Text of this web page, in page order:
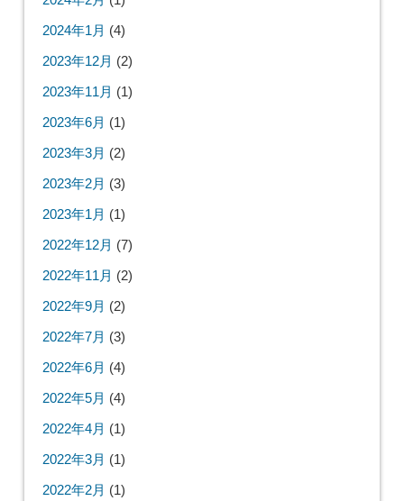
2024年1月 (4)
2023年12月 (2)
2023年11月 (1)
2023年6月 (1)
2023年3月 (2)
2023年2月 (3)
2023年1月 (1)
2022年12月 (7)
2022年11月 (2)
2022年9月 (2)
2022年7月 (3)
2022年6月 (4)
2022年5月 (4)
2022年4月 (1)
2022年3月 (1)
2022年2月 (1)